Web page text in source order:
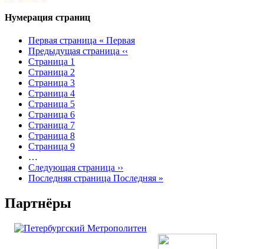
Нумерация страниц
Первая страница « Первая
Предыдущая страница ‹‹
Страница 1
Страница 2
Страница 3
Страница 4
Страница 5
Страница 6
Страница 7
Страница 8
Страница 9
…
Следующая страница ››
Последняя страница Последняя »
Партнёры